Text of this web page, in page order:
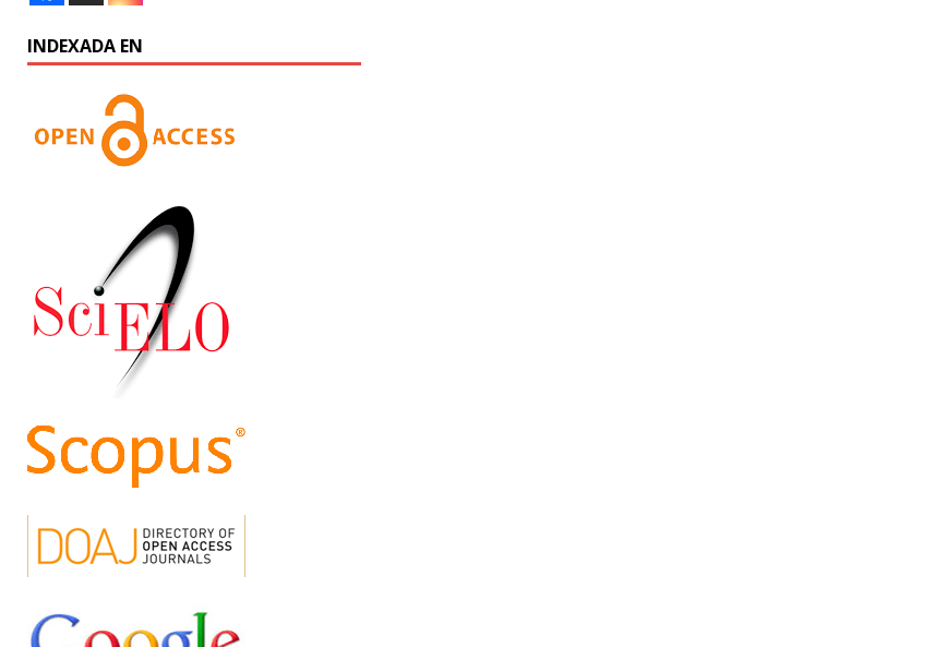
INDEXADA EN